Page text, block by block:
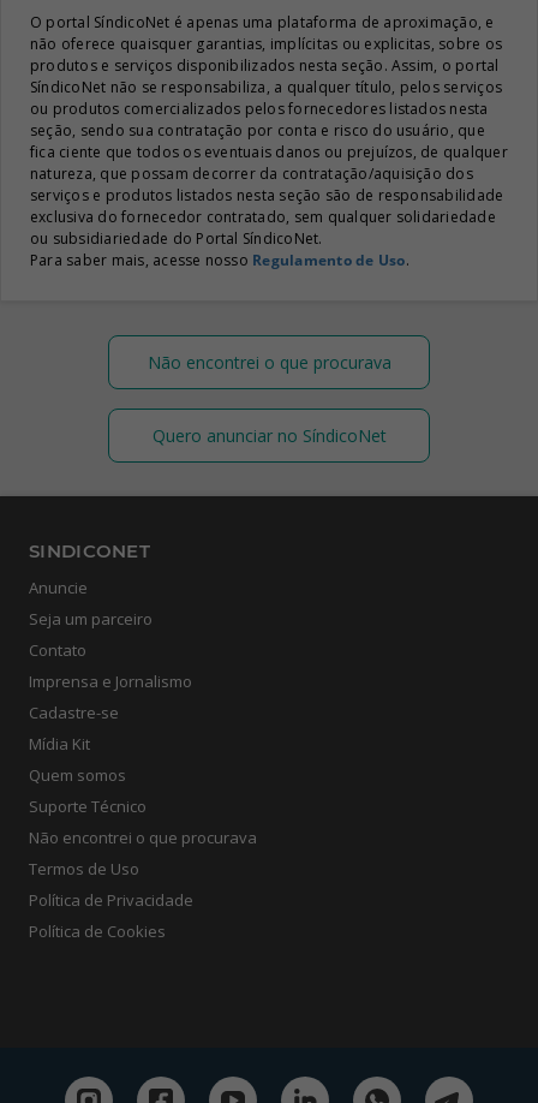
O portal SíndicoNet é apenas uma plataforma de aproximação, e
não oferece quaisquer garantias, implícitas ou explicitas, sobre os
produtos e serviços disponibilizados nesta seção. Assim, o portal
SíndicoNet não se responsabiliza, a qualquer título, pelos serviços
ou produtos comercializados pelos fornecedores listados nesta
seção, sendo sua contratação por conta e risco do usuário, que
fica ciente que todos os eventuais danos ou prejuízos, de qualquer
natureza, que possam decorrer da contratação/aquisição dos
serviços e produtos listados nesta seção são de responsabilidade
exclusiva do fornecedor contratado, sem qualquer solidariedade
ou subsidiariedade do Portal SíndicoNet.
Para saber mais, acesse nosso Regulamento de Uso.
Não encontrei o que procurava
Quero anunciar no SíndicoNet
SINDICONET
Anuncie
Seja um parceiro
Contato
Imprensa e Jornalismo
Cadastre-se
Mídia Kit
Quem somos
Suporte Técnico
Não encontrei o que procurava
Termos de Uso
Política de Privacidade
Política de Cookies